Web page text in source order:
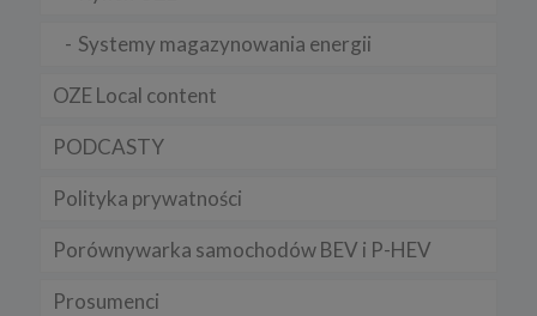
Systemy magazynowania energii
OZE Local content
PODCASTY
Polityka prywatności
Porównywarka samochodów BEV i P-HEV
Prosumenci